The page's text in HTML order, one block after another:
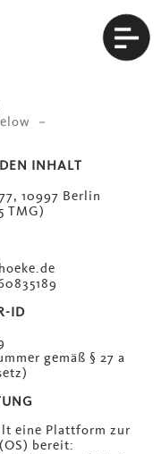
–
INHALT
10997 Berlin
TMG)
ID
gemäß § 27 a
eine Plattform zur
bereit: